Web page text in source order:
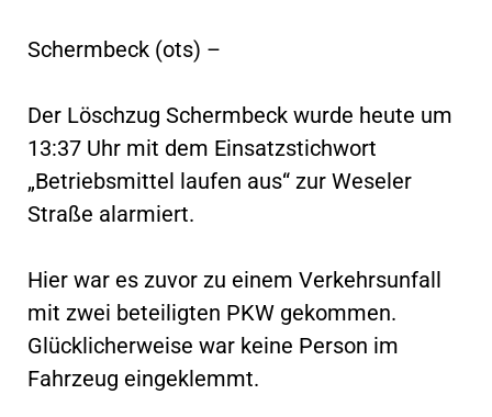
Schermbeck (ots) –
Der Löschzug Schermbeck wurde heute um
13:37 Uhr mit dem Einsatzstichwort
„Betriebsmittel laufen aus“ zur Weseler
Straße alarmiert.
Hier war es zuvor zu einem Verkehrsunfall
mit zwei beteiligten PKW gekommen.
Glücklicherweise war keine Person im
Fahrzeug eingeklemmt.